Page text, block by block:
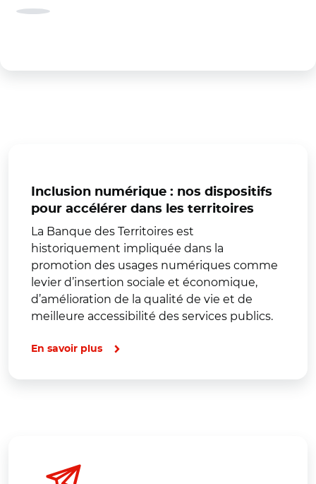
Inclusion numérique : nos dispositifs
pour accélérer dans les territoires
La Banque des Territoires est
historiquement impliquée dans la
promotion des usages numériques comme
levier d’insertion sociale et économique,
d’amélioration de la qualité de vie et de
meilleure accessibilité des services publics.
En savoir plus